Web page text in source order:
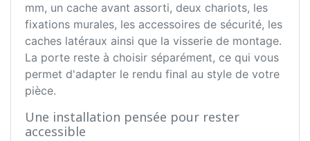
mm, un cache avant assorti, deux chariots, les
fixations murales, les accessoires de sécurité, les
caches latéraux ainsi que la visserie de montage.
La porte reste à choisir séparément, ce qui vous
permet d'adapter le rendu final au style de votre
pièce.
Une installation pensée pour rester
accessible